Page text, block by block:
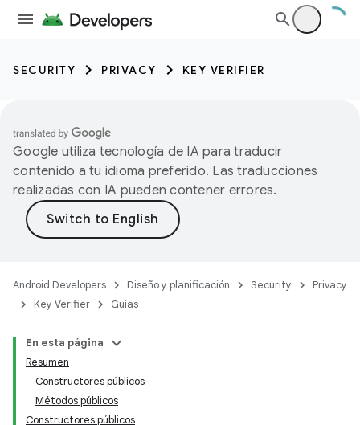
SECURITY PRIVACY KEY VERIFIER
Google utiliza tecnología de IA para traducir
contenido a tu idioma preferido. Las traducciones
realizadas con IA pueden contener errores.
Android Developers Diseño y planificación Security
Privacy
Key Verifier
Guías
En esta página
Resumen
Constructores públicos
Métodos públicos
Constructores públicos